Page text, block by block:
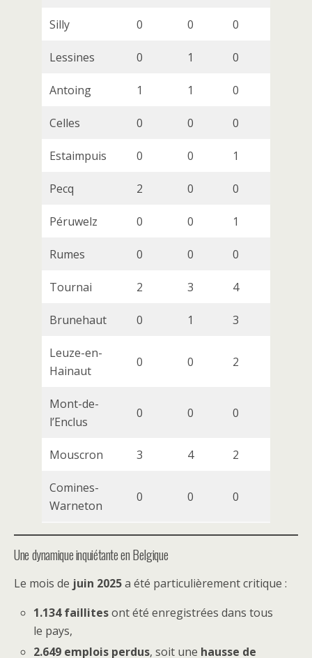
Silly 0 0 0
Lessines 0 1 0
Antoing 1 1 0
Celles 0 0 0
Estaimpuis 0 0 1
Pecq 2 0 0
Péruwelz 0 0 1
Rumes 0 0 0
Tournai 2 3 4
Brunehaut 0 1 3
Leuze-en-
Hainaut
0 0 2
Mont-de-
l’Enclus
0 0 0
Mouscron 3 4 2
Comines-
Warneton
0 0 0
Une dynamique inquiétante en Belgique
Le mois de juin 2025a été particulièrement critique :
1.134 faillitesont été enregistrées dans tous
le pays,
2.649 emplois perdus, soit une hausse de